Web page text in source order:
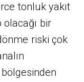
tonluk yakıt
bir
riski çok